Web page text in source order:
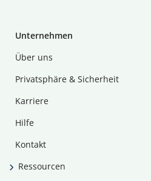
Unternehmen
Über uns
Privatsphäre & Sicherheit
Karriere
Hilfe
Kontakt
Ressourcen